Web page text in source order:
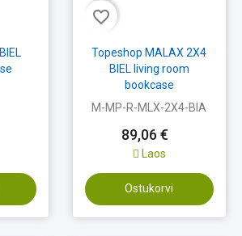
favorite_border
Topeshop MALAX 2X4
BIEL living room
bookcase
M-MP-R-MLX-2X4-BIA
89,06 €
Laos
Ostukorvi